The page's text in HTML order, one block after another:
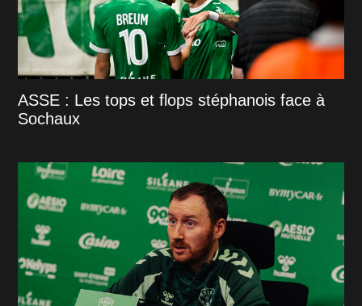
ASSE : Les tops et flops stéphanois face à
Sochaux